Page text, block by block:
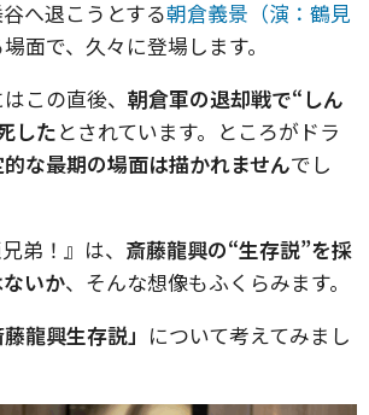
へ退こうとする朝倉義景（演：鶴見
面で、久々に登場します。
この直後、 朝倉軍の退却戦で“しん
したとされています。ところがドラ
な最期の場面は描かれませんでし
弟！』は、 斎藤龍興の“生存説”を採
いか、そんな想像もふくらみます。
藤龍興生存説」 について考えてみまし